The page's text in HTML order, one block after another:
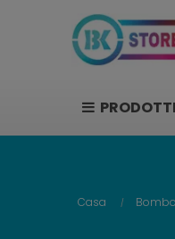
PRODOTTI
Casa